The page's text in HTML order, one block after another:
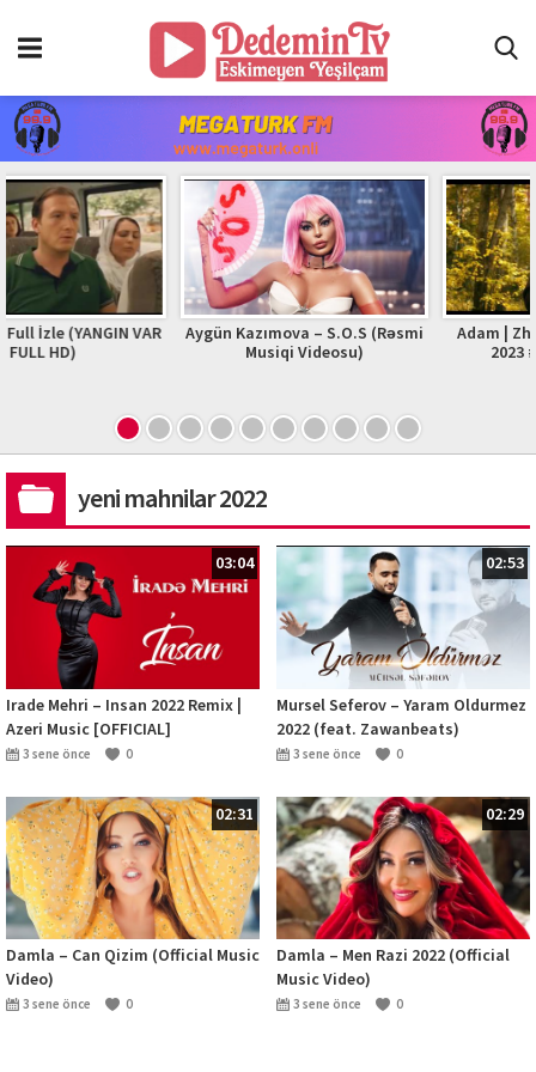
VAR
Aygün Kazımova – S.O.S (Rəsmi
Musiqi Videosu)
Adam | Zhurek |
2023 #adam
yeni mahnilar 2022
03:04
Irade Mehri – Insan 2022 Remix |
Azeri Music [OFFICIAL]
3 sene önce 0
02:53
Mursel Seferov – Yaram Oldurmez
2022 (feat. Zawanbeats)
3 sene önce 0
02:31
Damla – Can Qizim (Official Music
Video)
3 sene önce 0
02:29
Damla – Men Razi 2022 (Official
Music Video)
3 sene önce 0